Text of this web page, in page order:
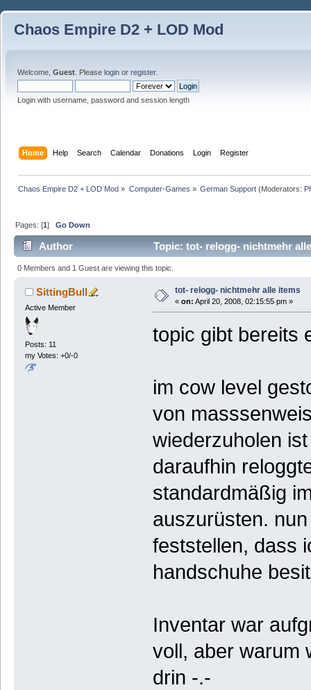
Chaos Empire D2 + LOD Mod
Welcome, Guest . Please login or register.
Login with username, password and session length
Home Help Search Calendar Donations Login Register
Chaos Empire D2 + LOD Mod » Computer-Games » German Support(Moderators:
Pages: [1]Go Down
Author Topic: tot- relogg- nichtmehr
0 Members and 1 Guest are viewing this topic.
SittingBull
Active Member
Posts: 11
my Votes: +0/-0
tot- relogg- nichtmehr alle items
« on: April 20, 2008, 02:15:55 pm »
topic gibt bereits
im cow level
von
wiederzuholen
daraufhin
standardmäßig
auszurüsten.
feststellen, dass
handschuhe
Inventar war
voll, aber warum
drin -.-